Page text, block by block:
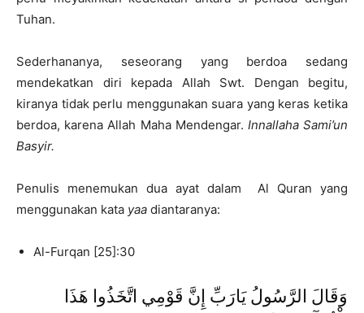
Tuhan.
Sederhananya, seseorang yang berdoa sedang
mendekatkan diri kepada Allah Swt. Dengan begitu,
kiranya tidak perlu menggunakan suara yang keras ketika
berdoa, karena Allah Maha Mendengar. Innallaha Sami’un
Basyir.
Penulis menemukan dua ayat dalam Al Quran yang
menggunakan kata yaa diantaranya:
Al-Furqan [25]:30
وَقَالَ الرَّسُولُ يَارَبِّ إِنَّ قَوْمِي اتَّخَذُوا هَذَا